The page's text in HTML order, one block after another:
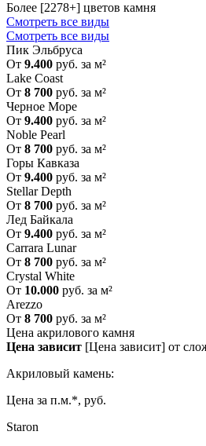
Более [2278+] цветов камня
Смотреть все виды
Смотреть все виды
Пик Эльбруса
От 9.400 руб. за м²
Lake Coast
От 8 700 руб. за м²
Черное Море
От 9.400 руб. за м²
Noble Pearl
От 8 700 руб. за м²
Горы Кавказа
От 9.400 руб. за м²
Stellar Depth
От 8 700 руб. за м²
Лед Байкала
От 9.400 руб. за м²
Carrara Lunar
От 8 700 руб. за м²
Crystal White
От 10.000 руб. за м²
Arezzo
От 8 700 руб. за м²
Цена акрилового камня
Цена зависит [Цена зависит] от
Акриловый камень:
Цена за п.м.*, руб.
Staron